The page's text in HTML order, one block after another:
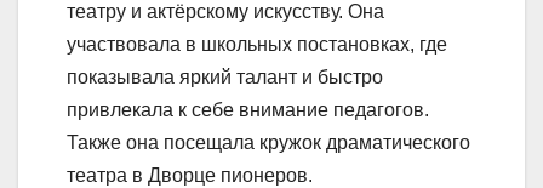
театру и актёрскому искусству. Она
участвовала в школьных постановках, где
показывала яркий талант и быстро
привлекала к себе внимание педагогов.
Также она посещала кружок драматического
театра в Дворце пионеров.